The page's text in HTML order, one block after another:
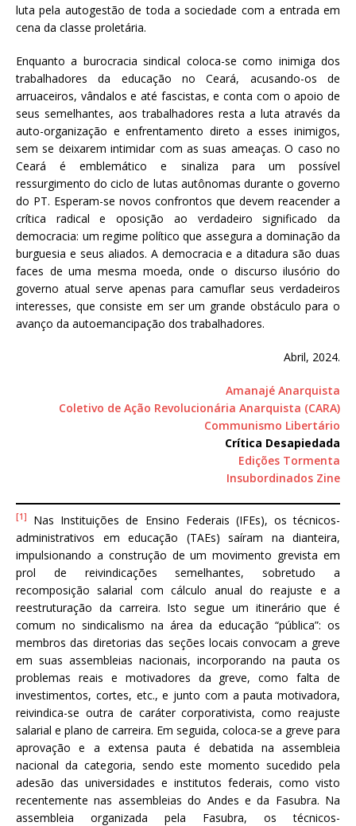
luta pela autogestão de toda a sociedade com a entrada em
cena da classe proletária.
Enquanto a burocracia sindical coloca-se como inimiga dos
trabalhadores da educação no Ceará, acusando-os de
arruaceiros, vândalos e até fascistas, e conta com o apoio de
seus semelhantes, aos trabalhadores resta a luta através da
auto-organização e enfrentamento direto a esses inimigos,
sem se deixarem intimidar com as suas ameaças. O caso no
Ceará é emblemático e sinaliza para um possível
ressurgimento do ciclo de lutas autônomas durante o governo
do PT. Esperam-se novos confrontos que devem reacender a
crítica radical e oposição ao verdadeiro significado da
democracia: um regime político que assegura a dominação da
burguesia e seus aliados. A democracia e a ditadura são duas
faces de uma mesma moeda, onde o discurso ilusório do
governo atual serve apenas para camuflar seus verdadeiros
interesses, que consiste em ser um grande obstáculo para o
avanço da autoemancipação dos trabalhadores.
Abril, 2024.
Amanajé Anarquista
Coletivo de Ação Revolucionária Anarquista (CARA)
Communismo Libertário
Crítica Desapiedada
Edições Tormenta
Insubordinados Zine
[1]
Nas Instituições de Ensino Federais (IFEs), os técnicos-
administrativos em educação (TAEs) saíram na dianteira,
impulsionando a construção de um movimento grevista em
prol de reivindicações semelhantes, sobretudo a
recomposição salarial com cálculo anual do reajuste e a
reestruturação da carreira. Isto segue um itinerário que é
comum no sindicalismo na área da educação “pública”: os
membros das diretorias das seções locais convocam a greve
em suas assembleias nacionais, incorporando na pauta os
problemas reais e motivadores da greve, como falta de
investimentos, cortes, etc., e junto com a pauta motivadora,
reivindica-se outra de caráter corporativista, como reajuste
salarial e plano de carreira. Em seguida, coloca-se a greve para
aprovação e a extensa pauta é debatida na assembleia
nacional da categoria, sendo este momento sucedido pela
adesão das universidades e institutos federais, como visto
recentemente nas assembleias do Andes e da Fasubra. Na
assembleia organizada pela Fasubra, os técnicos-